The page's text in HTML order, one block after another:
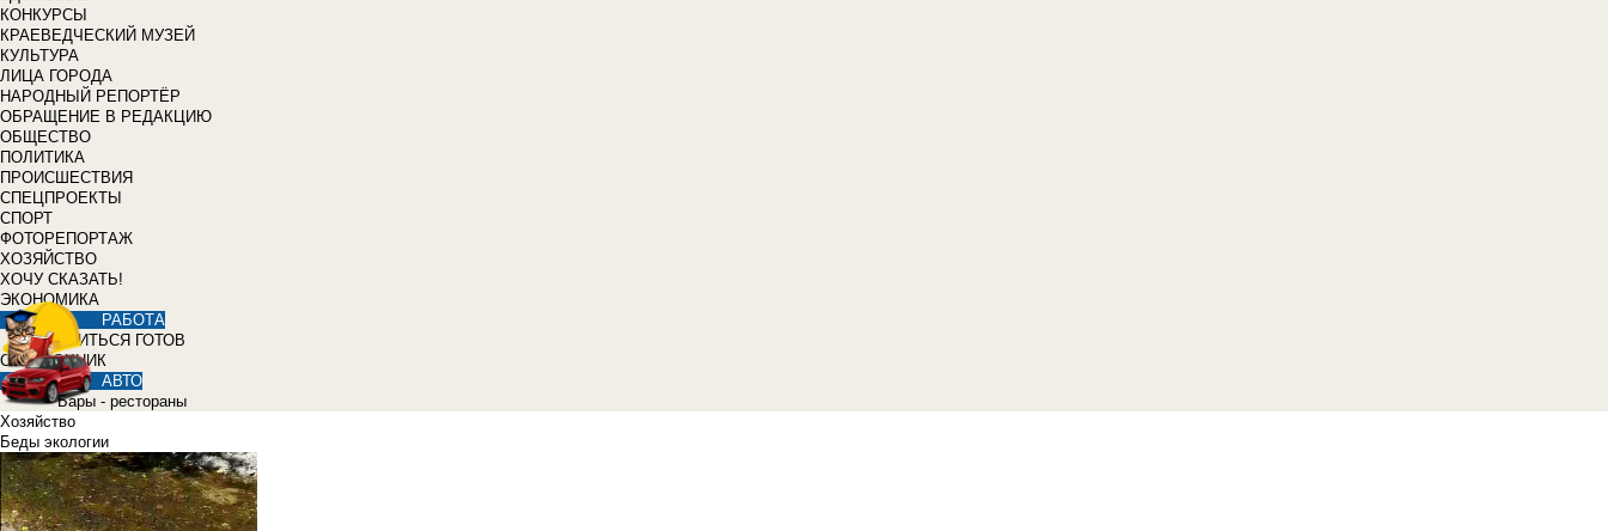
КОНКУРСЫ
КРАЕВЕДЧЕСКИЙ МУЗЕЙ
КУЛЬТУРА
ЛИЦА ГОРОДА
НАРОДНЫЙ РЕПОРТЁР
ОБРАЩЕНИЕ В РЕДАКЦИЮ
ОБЩЕСТВО
ПОЛИТИКА
ПРОИСШЕСТВИЯ
СПЕЦПРОЕКТЫ
СПОРТ
ФОТОРЕПОРТАЖ
ХОЗЯЙСТВО
ХОЧУ СКАЗАТЬ!
ЭКОНОМИКА
РАБОТА
УЧИТЬСЯ ГОТОВ
СПРАВОЧНИК
АВТО
Бары - рестораны
Хозяйство
Беды экологии